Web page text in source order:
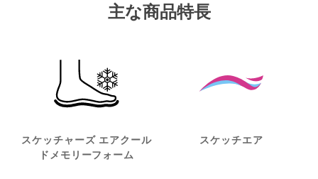
主な商品特長
スケッチャーズ エアクール
ドメモリーフォーム
スケッチエア